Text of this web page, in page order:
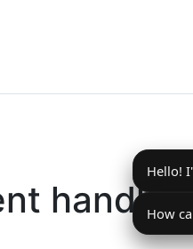
Hello!
How